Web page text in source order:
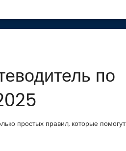
по
простых правил, которые помогут